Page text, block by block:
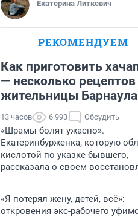
Екатерина Литкевич
РЕКОМЕНДУЕМ
Как приготовить
— несколько рецептов
жительницы Барнаула
13 часов 6 993 Обсудить
«Шрамы болят ужасно».
Екатеринбурженка, которую
кислотой по указке бывшего,
рассказала о своем
«Я потерял жену, детей, всё»:
откровения экс-рабочего